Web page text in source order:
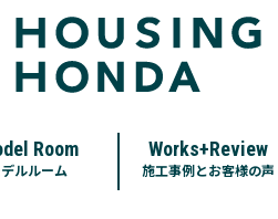
Room
ルルーム
Works+Review
施工事例とお客様の声